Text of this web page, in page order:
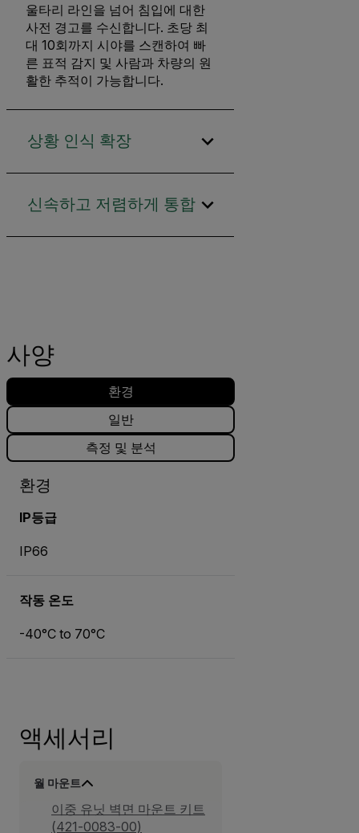
울타리 라인을 넘어 침입에 대한
사전 경고를 수신합니다. 초당 최
대 10회까지 시야를 스캔하여 빠
른 표적 감지 및 사람과 차량의 원
활한 추적이 가능합니다.
상황 인식 확장
신속하고 저렴하게 통합
사양
환경
일반
측정 및 분석
환경
IP등급
IP66
작동 온도
-40°C to 70°C
액세서리
월 마운트
이중 유닛 벽면 마운트 키트
(421-0083-00)